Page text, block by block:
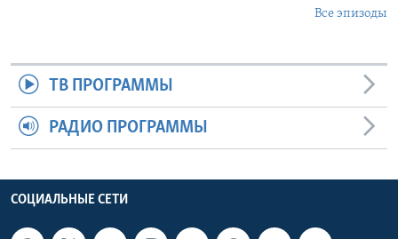
Все эпизоды
ТВ ПРОГРАММЫ
РАДИО ПРОГРАММЫ
СОЦИАЛЬНЫЕ СЕТИ